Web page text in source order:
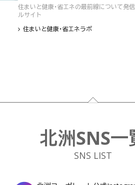
住まいと健康・省エネの最前線について発
ルサイト
住まいと健康・省エネラボ
北洲SNS一
SNS LIST